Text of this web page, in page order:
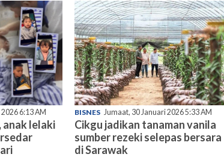
6:13 AM
anak lelaki
BISNES Jumaat, 30 Januari 2026 5:33 AM
Cikgu jadikan tanaman vanila
sumber rezeki selepas bersara
di Sarawak